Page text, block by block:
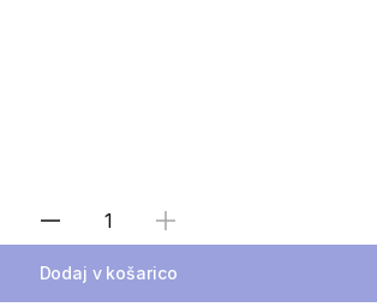
Izberite količino
Dodaj v košarico